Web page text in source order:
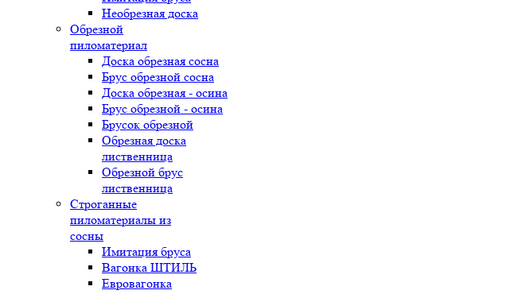
Необрезная доска
Обрезной
пиломатериал
Доска обрезная сосна
Брус обрезной сосна
Доска обрезная - осина
Брус обрезной - осина
Брусок обрезной
Обрезная доска
лиственница
Обрезной брус
лиственница
Строганные
пиломатериалы из
сосны
Имитация бруса
Вагонка ШТИЛЬ
Евровагонка